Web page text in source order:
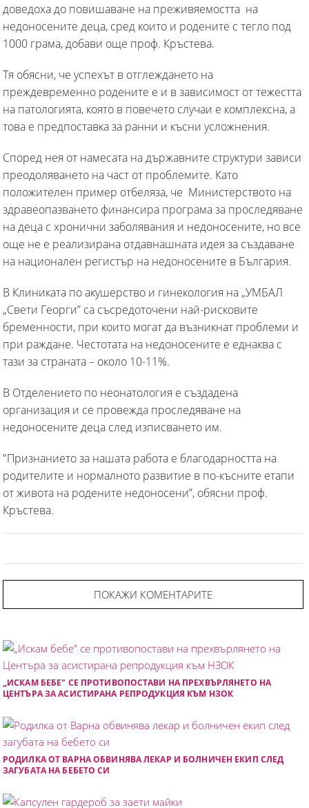
доведоха до повишаване на преживяемостта на
недоносените деца, сред които и родените с тегло под
1000 грама, добави още проф. Кръстева.
Тя обясни, че успехът в отглеждането на
преждевременно родените е и в зависимост от тежестта
на патологията, която в повечето случаи е комплексна, а
това е предпоставка за ранни и късни усложнения.
Според нея от намесата на държавните структури зависи
преодоляването на част от проблемите. Като
положителен пример отбеляза, че Министерството на
здравеопазването финансира програма за проследяване
на деца с хронични заболявания и недоносените, но все
още не е реализирана отдавнашната идея за създаване
на национален регистър на недоносените в България.
В Клиниката по акушерство и гинекология на „УМБАЛ
„Свети Георги” са съсредоточени най-рисковите
бременности, при които могат да възникнат проблеми и
при раждане. Честотата на недоносените е еднаква с
тази за страната – около 10-11%.
В Отделението по неонатология е създадена
организация и се провежда проследяване на
недоносените деца след изписването им.
"Признанието за нашата работа е благодарността на
родителите и нормалното развитие в по-късните етапи
от живота на родените недоносени”, обясни проф.
Кръстева.
ПОКАЖИ КОМЕНТАРИТЕ
„ИСКАМ БЕБЕ" СЕ ПРОТИВОПОСТАВИ НА ПРЕХВЪРЛЯНЕТО НА
ЦЕНТЪРА ЗА АСИСТИРАНА РЕПРОДУКЦИЯ КЪМ НЗОК
РОДИЛКА ОТ ВАРНА ОБВИНЯВА ЛЕКАР И БОЛНИЧЕН ЕКИП СЛЕД
ЗАГУБАТА НА БЕБЕТО СИ